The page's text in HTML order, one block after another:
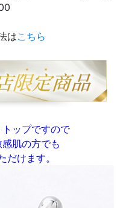
はこちら
ップですので
肌の方でも
だけます。